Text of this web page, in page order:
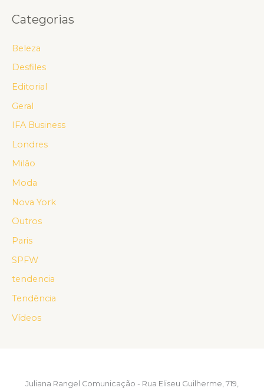
Categorias
Beleza
Desfiles
Editorial
Geral
IFA Business
Londres
Milão
Moda
Nova York
Outros
Paris
SPFW
tendencia
Tendência
Vídeos
Juliana Rangel Comunicação - Rua Eliseu Guilherme, 719,